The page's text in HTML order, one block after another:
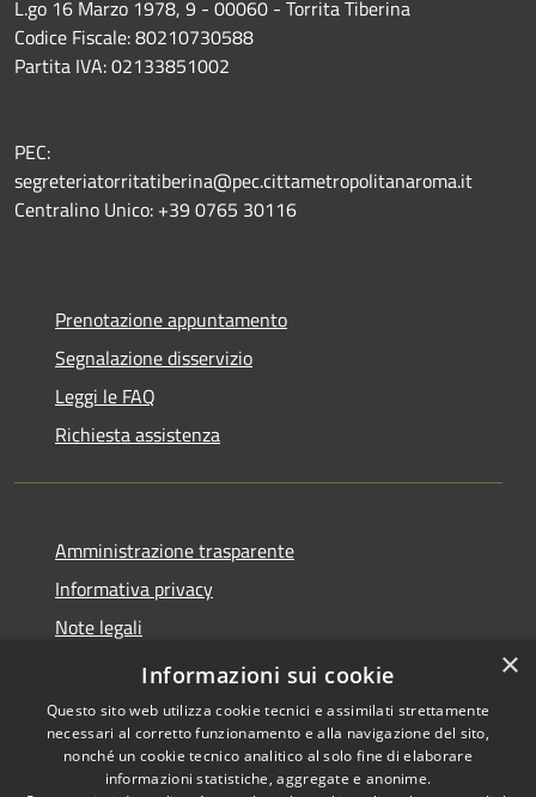
L.go 16 Marzo 1978, 9 - 00060 - Torrita Tiberina
Codice Fiscale: 80210730588
Partita IVA: 02133851002
PEC:
segreteriatorritatiberina@pec.cittametropolitanaroma.it
Centralino Unico: +39 0765 30116
Prenotazione appuntamento
Segnalazione disservizio
Leggi le FAQ
Richiesta assistenza
Amministrazione trasparente
Informativa privacy
Note legali
Dichiarazione di accessibilità
Copyright © 2026 • Comune di
×
Informazioni sui cookie
Questo sito web utilizza cookie tecnici e assimilati strettamente
necessari al corretto funzionamento e alla navigazione del sito,
nonché un cookie tecnico analitico al solo fine di elaborare
informazioni statistiche, aggregate e anonime.